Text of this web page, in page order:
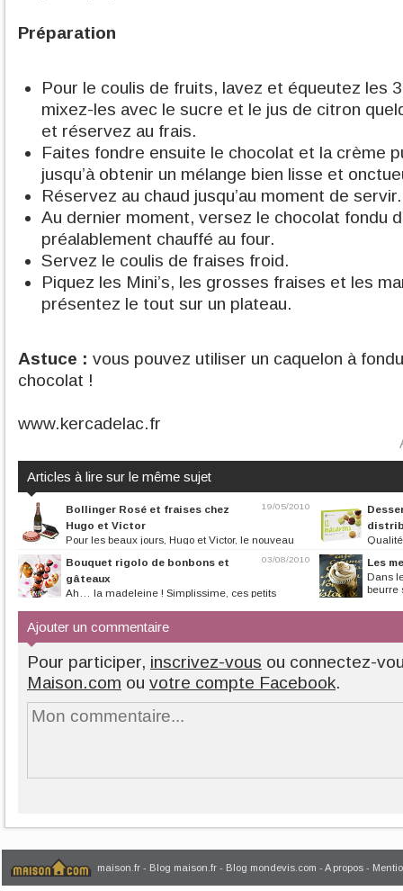
Préparation
Pour le coulis de fruits, lavez et équeutez les
mixez-les avec le sucre et le jus de citron
et réservez au frais.
Faites fondre ensuite le chocolat et la crème
jusqu’à obtenir un mélange bien lisse et
Réservez au chaud jusqu’au moment de servir.
Au dernier moment, versez le chocolat fondu
préalablement chauffé au four.
Servez le coulis de fraises froid.
Piquez les Mini’s, les grosses fraises et les
présentez le tout sur un plateau.
Astuce : vous pouvez utiliser un caquelon à
chocolat !
www.kercadelac.fr
Articles à lire sur le même sujet
19/05/2010
Bollinger Rosé et fraises chez
Hugo et Victor
Pour les beaux jours, Hugo et Victor, le nouveau
pâtissier du VIIème...
qualité peut
03/08/2010
Bouquet rigolo de bonbons et
gâteaux
Ah… la madeleine ! Simplissime, ces petits
Les
Dans
beurre
Ajouter un commentaire
Pour participer, inscrivez-vous ou connectez-
Maison.com ou votre compte Facebook.
maison.fr - Blog maison.fr - Blog mondevis.com - A propos -